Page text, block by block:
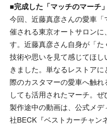
■完成した「マッチのマーチ
今回、近藤真彦さんの愛車
催される東京オートサロン
す。近藤真彦さん自身が「
技術や思いを見て感じてほ
きました。単なるレストア
際のカスタマーの愛車へ触
しても活用されたマーチ。
製作途中の動画は、公式メ
社BECK『ベストカーチャン